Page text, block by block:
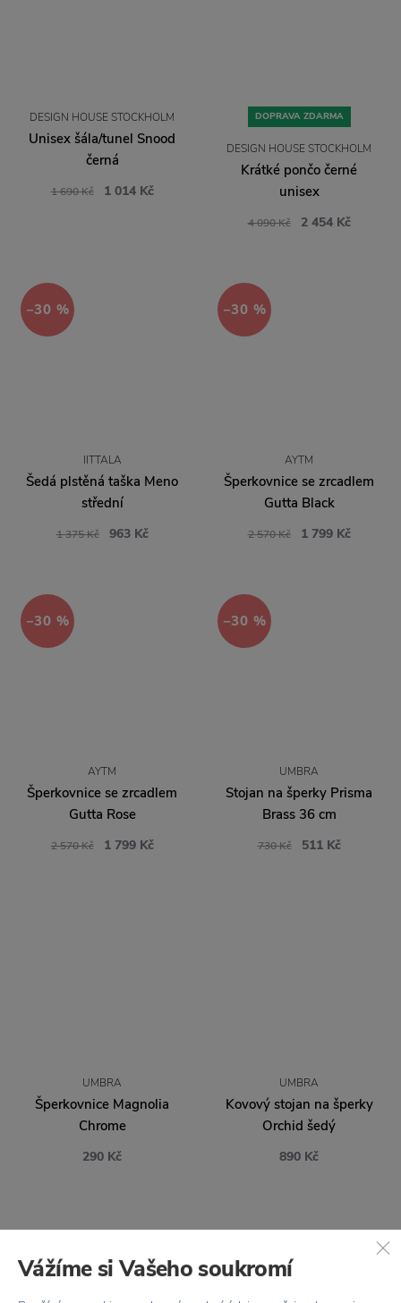
DESIGN HOUSE STOCKHOLM
Unisex šála/tunel Snood
černá
1 690 Kč 1 014 Kč
DOPRAVA ZDARMA
DESIGN HOUSE STOCKHOLM
Krátké pončo černé
unisex
4 090 Kč 2 454 Kč
−30 %
IITTALA
Šedá plstěná taška Meno
střední
1 375 Kč 963 Kč
−30 %
AYTM
Šperkovnice se zrcadlem
Gutta Black
2 570 Kč 1 799 Kč
−30 %
AYTM
Šperkovnice se zrcadlem
Gutta Rose
2 570 Kč 1 799 Kč
−30 %
UMBRA
Stojan na šperky Prisma
Brass 36 cm
730 Kč 511 Kč
UMBRA
Šperkovnice Magnolia
Chrome
290 Kč
UMBRA
Kovový stojan na šperky
Orchid šedý
890 Kč
Vážíme si Vašeho soukromí